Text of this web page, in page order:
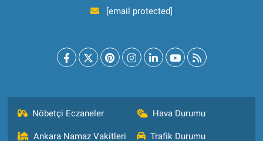
[email protected]
Nöbetçi Eczaneler Hava Durumu
Ankara Namaz Vakitleri Trafik Durumu